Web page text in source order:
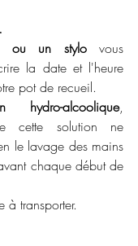
ou un stylo vous
la date et l'heure
pot de recueil.
hydro-alcoolique,
cette solution ne
le lavage des mains
chaque début de
à transporter.